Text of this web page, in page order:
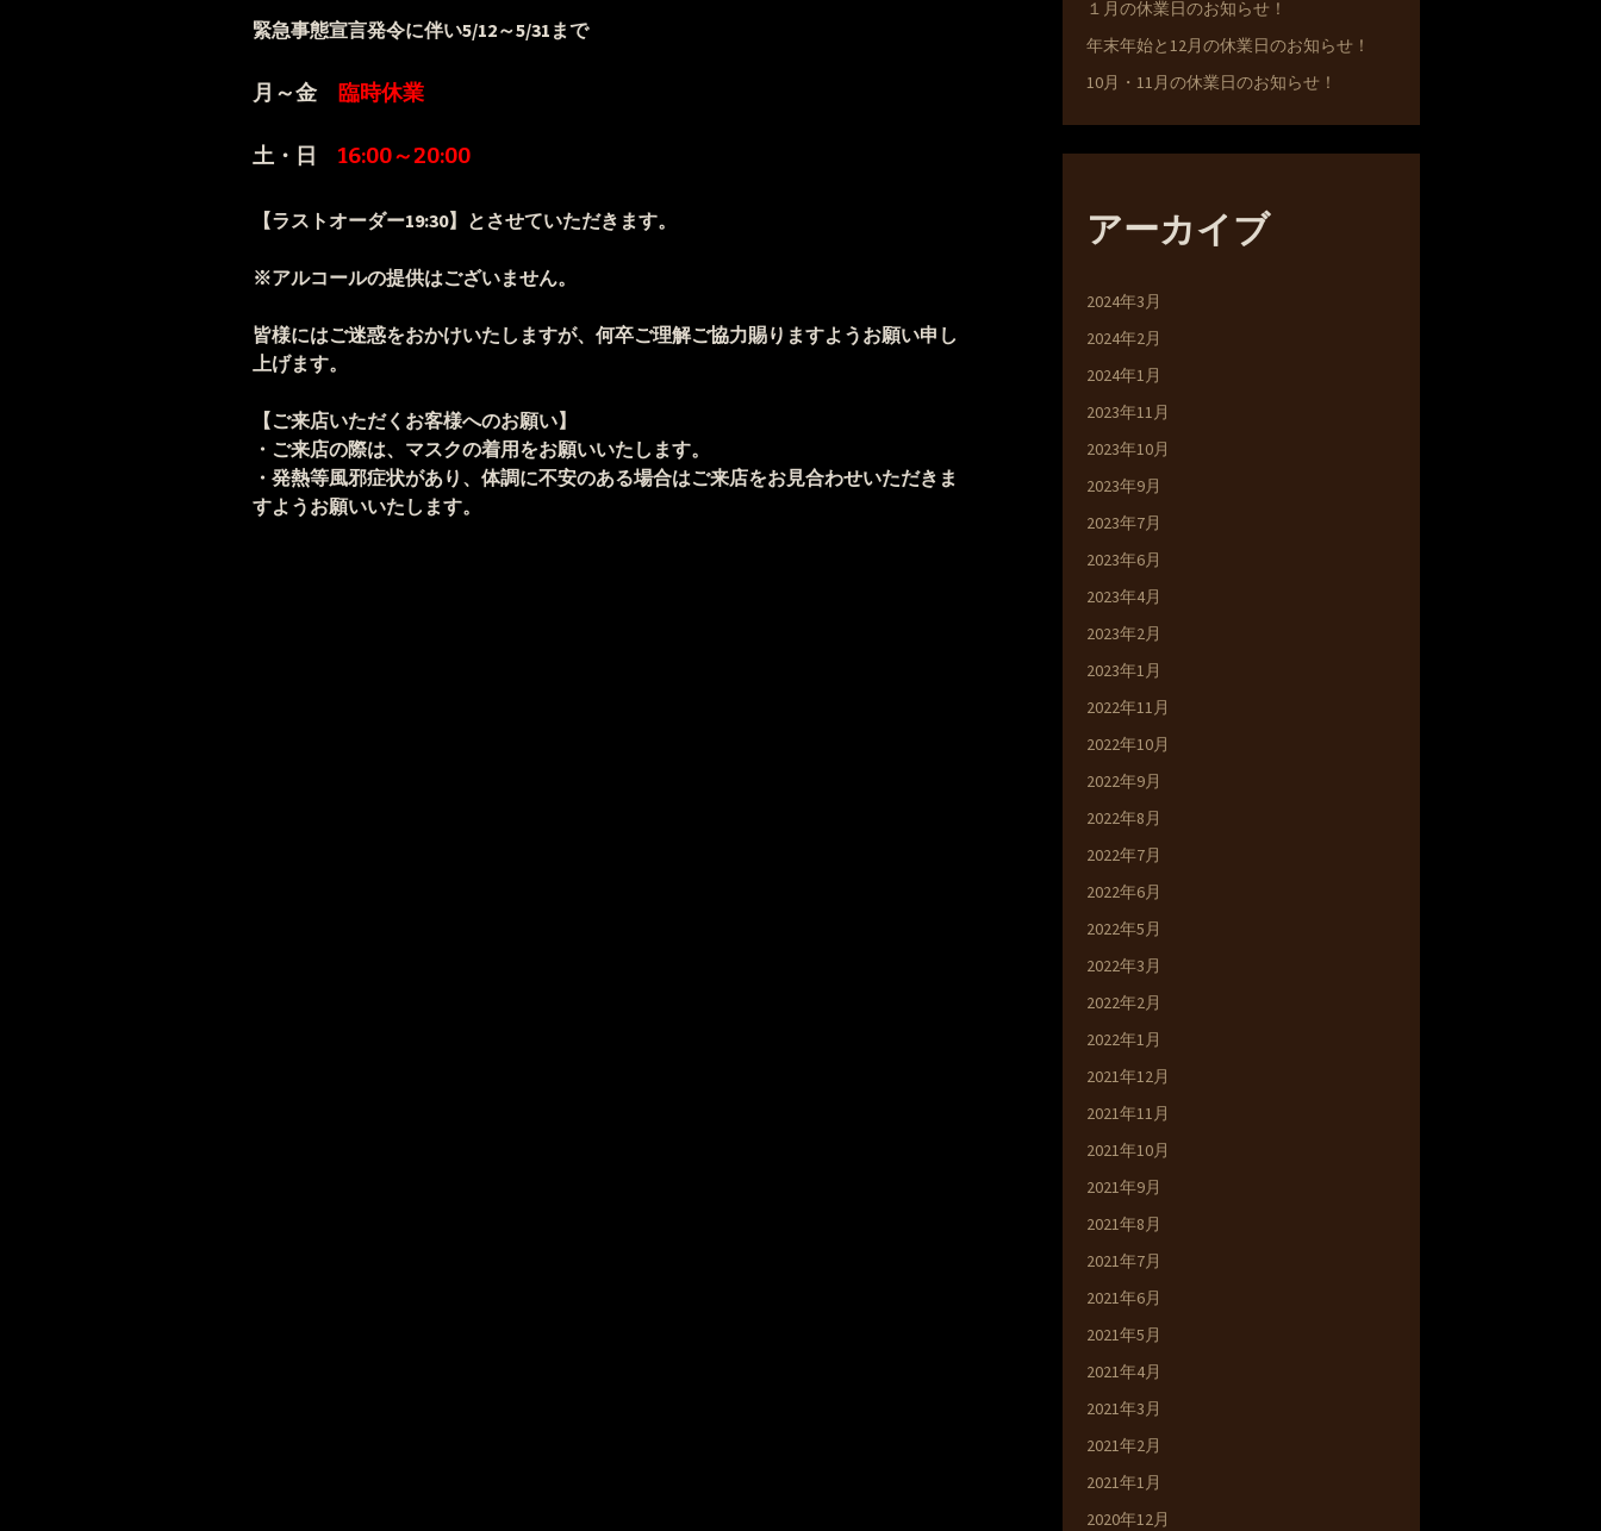
緊急事態宣言発令に伴い5/12～5/31まで
月～金 臨時休業
土・日16:00～20:00
【ラストオーダー19:30】とさせていただきます。
※アルコールの提供はございません。
皆様にはご迷惑をおかけいたしますが、何卒ご理解ご協力賜りますようお願い申し
上げます。
【ご来店いただくお客様へのお願い】
・ご来店の際は、マスクの着用をお願いいたします。
・発熱等風邪症状があり、体調に不安のある場合はご来店をお見合わせいただきま
すようお願いいたします。
１月の休業日のお知らせ！
年末年始と12月の休業日のお知らせ！
10月・11月の休業日のお知らせ！
アーカイブ
2024年3月
2024年2月
2024年1月
2023年11月
2023年10月
2023年9月
2023年7月
2023年6月
2023年4月
2023年2月
2023年1月
2022年11月
2022年10月
2022年9月
2022年8月
2022年7月
2022年6月
2022年5月
2022年3月
2022年2月
2022年1月
2021年12月
2021年11月
2021年10月
2021年9月
2021年8月
2021年7月
2021年6月
2021年5月
2021年4月
2021年3月
2021年2月
2021年1月
2020年12月